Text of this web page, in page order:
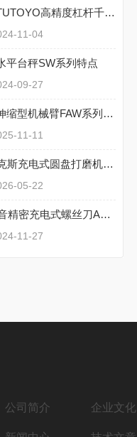
日本三丰MITUTOYO高精度杠杆千分卡规523-142的特点
11-04
平台秤SW系列特点
09-27
CKD喜开理伸缩型机械臂FAW系列的特点
11-11
日本MAX麦克斯充电式圆盘打磨机PJ-DG101的核心技术
05-22
德国FEIN泛音精密充电式螺丝刀ASM 18-3 PC的特点
11-27
公司简介 企业文化